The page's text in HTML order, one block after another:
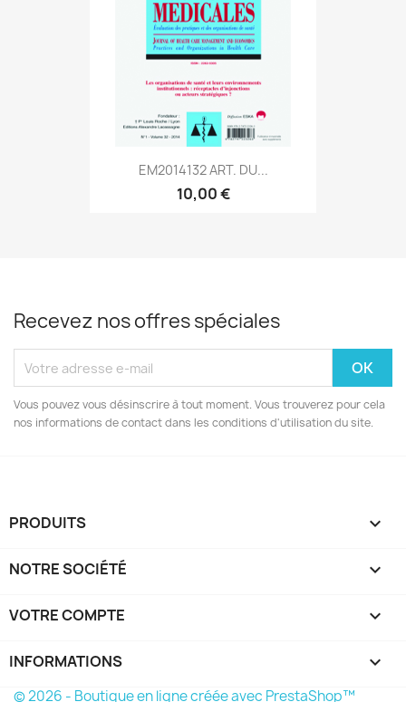
EM2014132 ART. DU...
10,00 €
Recevez nos offres spéciales
Vous pouvez vous désinscrire à tout moment. Vous trouverez pour cela
nos informations de contact dans les conditions d'utilisation du site.
PRODUITS 
NOTRE SOCIÉTÉ 
VOTRE COMPTE 
INFORMATIONS keyboard_arrow_down
© 2026 - Boutique en ligne créée avec PrestaShop™